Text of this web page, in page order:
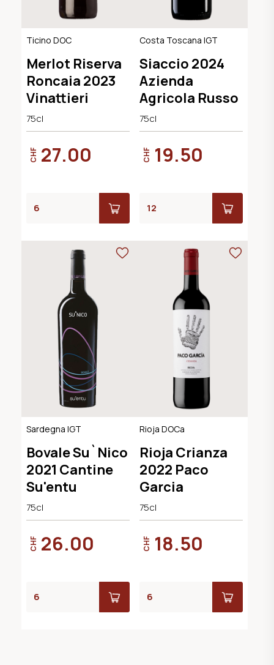
Ticino DOC
Merlot Riserva
Roncaia 2023
Vinattieri
75cl
CHF 27.00
Costa Toscana IGT
Siaccio 2024
Azienda
Agricola Russo
75cl
CHF 19.50
Sardegna IGT
Bovale Su`Nico
2021 Cantine
Su'entu
75cl
CHF 26.00
Rioja DOCa
Rioja Crianza
2022 Paco
Garcia
75cl
CHF 18.50